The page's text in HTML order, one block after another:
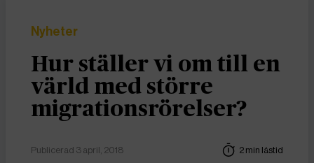
Nyheter
Hur ställer vi om till en
värld med större
migrationsrörelser?
Publicerad 3 april, 2018 2 min lästid